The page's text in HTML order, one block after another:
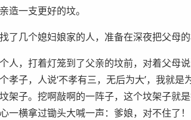
造一支更好的坟。
了几个媳妇娘家的人，准备在深夜把父母的
人，打着灯笼到了父亲的坟前，对着父母
孝子，人说‘不孝有三，无后为大’，我就是
架子。挖啊敲啊的一阵子，这个坟架子就
横拿过锄头大喊一声：爹娘，对不住了！